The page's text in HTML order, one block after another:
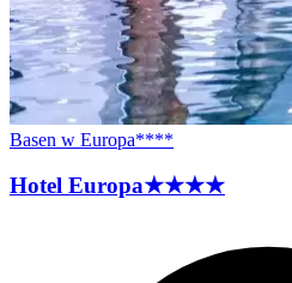
Basen w Europa****
Hotel Europa★★★★